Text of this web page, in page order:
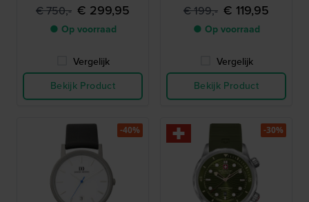
€ 750,- € 299,95
● Op voorraad
Vergelijk
Bekijk Product
€ 199,- € 119,95
● Op voorraad
Vergelijk
Bekijk Product
-40% -30%